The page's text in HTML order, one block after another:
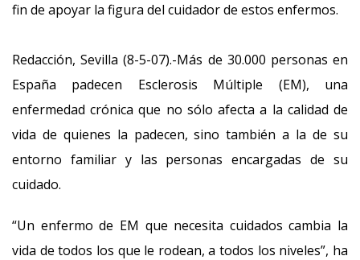
fin de apoyar la figura del cuidador de estos enfermos.
Redacción, Sevilla (8-5-07).-Más de 30.000 personas en
España padecen Esclerosis Múltiple (EM), una
enfermedad crónica que no sólo afecta a la calidad de
vida de quienes la padecen, sino también a la de su
entorno familiar y las personas encargadas de su
cuidado.
“Un enfermo de EM que necesita cuidados cambia la
vida de todos los que le rodean, a todos los niveles”, ha